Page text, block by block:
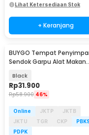
Lihat Ketersediaan Stok
+ Keranjang
BUYGO Tempat
Sendok Garpu Alat Makan
Black
Rp31.900
Rp58.900 46%
Online JKTP
JKTB
JKTU
TGR CKP
PDPK